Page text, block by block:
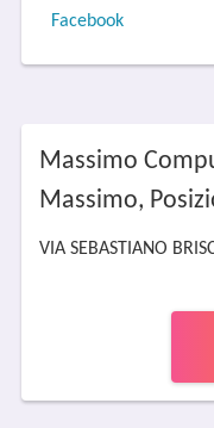
Facebook
Massimo
Massimo,
VIA SEBASTIANO